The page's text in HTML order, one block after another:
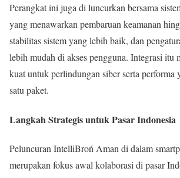
Perangkat ini juga di luncurkan bersama
yang menawarkan pembaruan keamanan
stabilitas sistem yang lebih baik, dan
lebih mudah di akses pengguna. Integrasi itu
kuat untuk perlindungan siber serta performa
satu paket.
Langkah Strategis untuk Pasar Indonesia
Peluncuran IntelliBroń Aman di dalam
merupakan fokus awal kolaborasi di pasar